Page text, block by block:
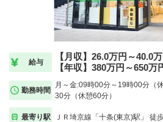
給与
【月収】26.0万円～40.0
【年収】380万円～650万
勤務時間
月～金:09時00分～19時00分（
30分（休憩60分）
最寄り駅 ＪＲ埼京線「十条(東京)駅」 徒